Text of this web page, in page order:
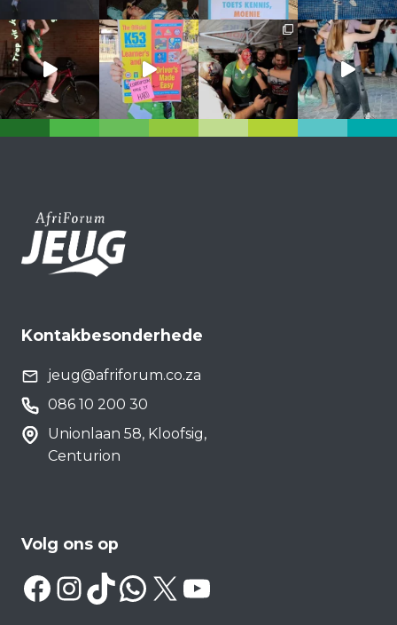
Kontakbesonderhede
jeug@afriforum.co.za
086 10 200 30
Unionlaan 58, Kloofsig,
Centurion
Volg ons op
Facebook
Instagram
TikTok
WhatsApp
X YouTube